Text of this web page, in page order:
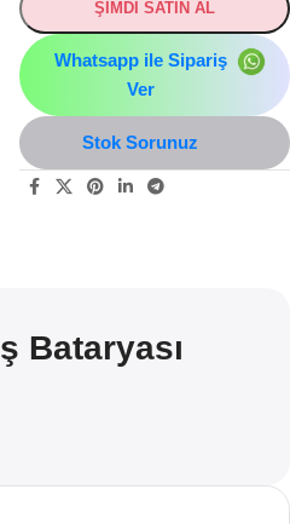
ŞİMDİ SATIN AL
Whatsapp ile Sipariş
Ver
Stok Sorunuz
Bataryası